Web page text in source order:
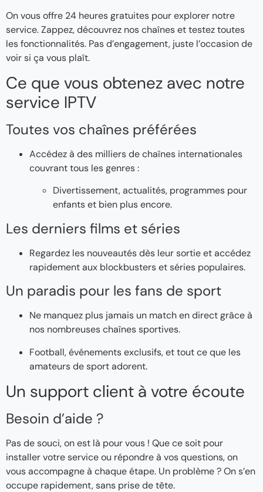
On vous offre 24 heures gratuites pour explorer notre
service. Zappez, découvrez nos chaînes et testez toutes
les fonctionnalités. Pas d’engagement, juste l’occasion de
voir si ça vous plaît.
Ce que vous obtenez avec notre
service IPTV
Toutes vos chaînes préférées
Accédez à des milliers de chaînes internationales
couvrant tous les genres :
Divertissement, actualités, programmes pour
enfants et bien plus encore.
Les derniers films et séries
Regardez les nouveautés dès leur sortie et accédez
rapidement aux blockbusters et séries populaires.
Un paradis pour les fans de sport
Ne manquez plus jamais un match en direct grâce à
nos nombreuses chaînes sportives.
Football, événements exclusifs, et tout ce que les
amateurs de sport adorent.
Un support client à votre écoute
Besoin d’aide ?
Pas de souci, on est là pour vous ! Que ce soit pour
installer votre service ou répondre à vos questions, on
vous accompagne à chaque étape. Un problème ? On s’en
occupe rapidement, sans prise de tête.